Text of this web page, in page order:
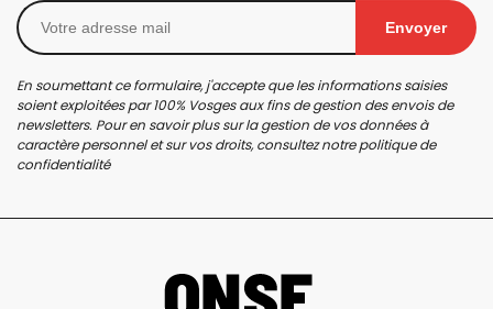
Envoyer
En soumettant ce formulaire, j'accepte que les informations saisies
soient exploitées par 100% Vosges aux fins de gestion des envois de
newsletters. Pour en savoir plus sur la gestion de vos données à
caractère personnel et sur vos droits, consultez notrepolitique de
confidentialité